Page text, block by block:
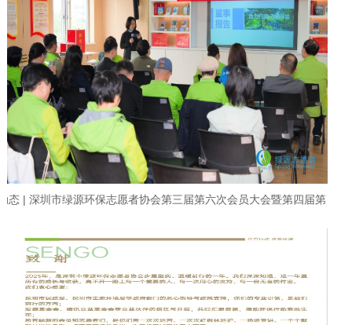
态 | 深圳市绿源环保志愿者协会第三届第六次会员大会暨第四届第